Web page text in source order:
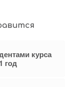
курса
год